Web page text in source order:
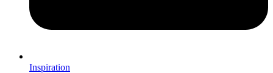
Inspiration